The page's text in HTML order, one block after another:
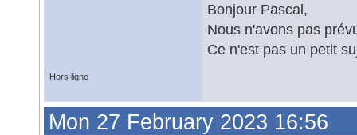
Bonjour Pascal,
Nous n'avons pas
Ce n'est pas un petit
Hors ligne
Mon 27 February 2023 16:56